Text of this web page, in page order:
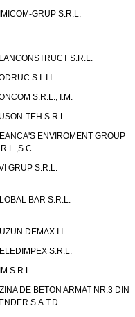
GRUP S.R.L.
S.R.L.
S.I. I.I.
S.R.L., I.M.
TEH S.R.L.
ENVIROMENT GROUP
GRUP S.R.L.
BAR S.R.L.
DEMAX I.I.
S.R.L.
S.R.L.
DE BETON ARMAT NR.3 DIN
S.A.T.D.